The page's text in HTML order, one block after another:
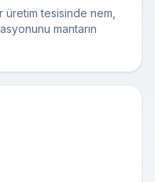
tesisinde nem,
mantarın